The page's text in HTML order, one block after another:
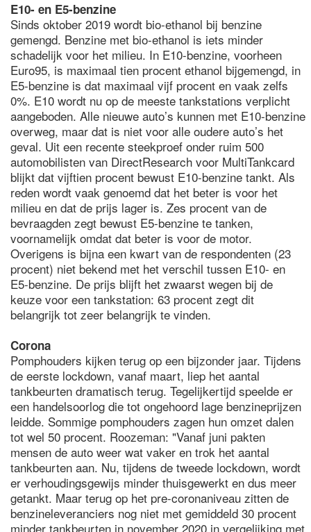
E10- en E5-benzine
Sinds oktober 2019 wordt bio-ethanol bij benzine
gemengd. Benzine met bio-ethanol is iets minder
schadelijk voor het milieu. In E10-benzine, voorheen
Euro95, is maximaal tien procent ethanol bijgemengd, in
E5-benzine is dat maximaal vijf procent en vaak zelfs
0%. E10 wordt nu op de meeste tankstations verplicht
aangeboden. Alle nieuwe auto’s kunnen met E10-benzine
overweg, maar dat is niet voor alle oudere auto’s het
geval. Uit een recente steekproef onder ruim 500
automobilisten van DirectResearch voor MultiTankcard
blijkt dat vijftien procent bewust E10-benzine tankt. Als
reden wordt vaak genoemd dat het beter is voor het
milieu en dat de prijs lager is. Zes procent van de
bevraagden zegt bewust E5-benzine te tanken,
voornamelijk omdat dat beter is voor de motor.
Overigens is bijna een kwart van de respondenten (23
procent) niet bekend met het verschil tussen E10- en
E5-benzine. De prijs blijft het zwaarst wegen bij de
keuze voor een tankstation: 63 procent zegt dit
belangrijk tot zeer belangrijk te vinden.
Corona
Pomphouders kijken terug op een bijzonder jaar. Tijdens
de eerste lockdown, vanaf maart, liep het aantal
tankbeurten dramatisch terug. Tegelijkertijd speelde er
een handelsoorlog die tot ongehoord lage benzineprijzen
leidde. Sommige pomphouders zagen hun omzet dalen
tot wel 50 procent. Roozeman: "Vanaf juni pakten
mensen de auto weer wat vaker en trok het aantal
tankbeurten aan. Nu, tijdens de tweede lockdown, wordt
er verhoudingsgewijs minder thuisgewerkt en dus meer
getankt. Maar terug op het pre-coronaniveau zitten de
benzineleveranciers nog niet met gemiddeld 30 procent
minder tankbeurten in november 2020 in vergelijking met